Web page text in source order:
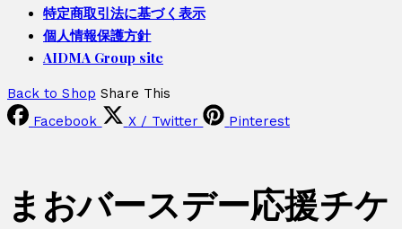
特定商取引法に基づく表示
個人情報保護方針
AIDMA Group site
Back to Shop Share This
Facebook
X / Twitter Pinterest
まおバースデー応援チケ